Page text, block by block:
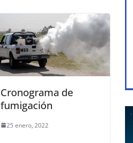
Cronograma de
fumigación
25 enero, 2022